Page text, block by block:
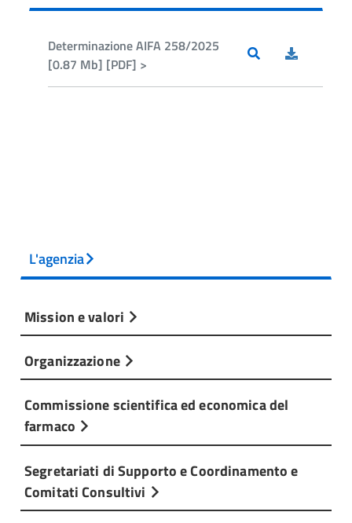
Determinazione AIFA 258/2025
[0.87 Mb] [PDF] >
L'agenzia
Mission e valori
Organizzazione
Commissione scientifica ed economica del
farmaco
Segretariati di Supporto e Coordinamento e
Comitati Consultivi